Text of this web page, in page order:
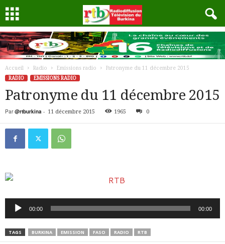
Accueil Radio Emissions radio
Patronyme du 11 décembre 2015
RADIO
EMISSIONS RADIO
Patronyme du 11 décembre 2015
Par @rtburkina - 11 décembre 2015 1965 0
Lecteur
audio
00:00 00:00
TAGS BURKINA EMISSION FASO RADIO RTB